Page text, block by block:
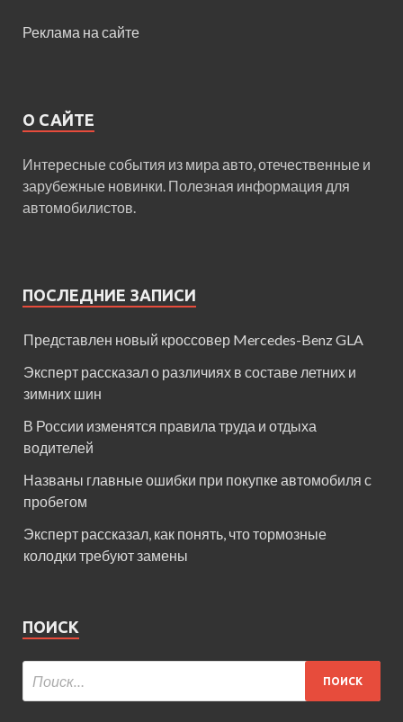
Реклама на сайте
О САЙТЕ
Интересные события из мира авто, отечественные и
зарубежные новинки. Полезная информация для
автомобилистов.
ПОСЛЕДНИЕ ЗАПИСИ
Представлен новый кроссовер Mercedes-Benz GLA
Эксперт рассказал о различиях в составе летних и
зимних шин
В России изменятся правила труда и отдыха
водителей
Названы главные ошибки при покупке автомобиля с
пробегом
Эксперт рассказал, как понять, что тормозные
колодки требуют замены
ПОИСК